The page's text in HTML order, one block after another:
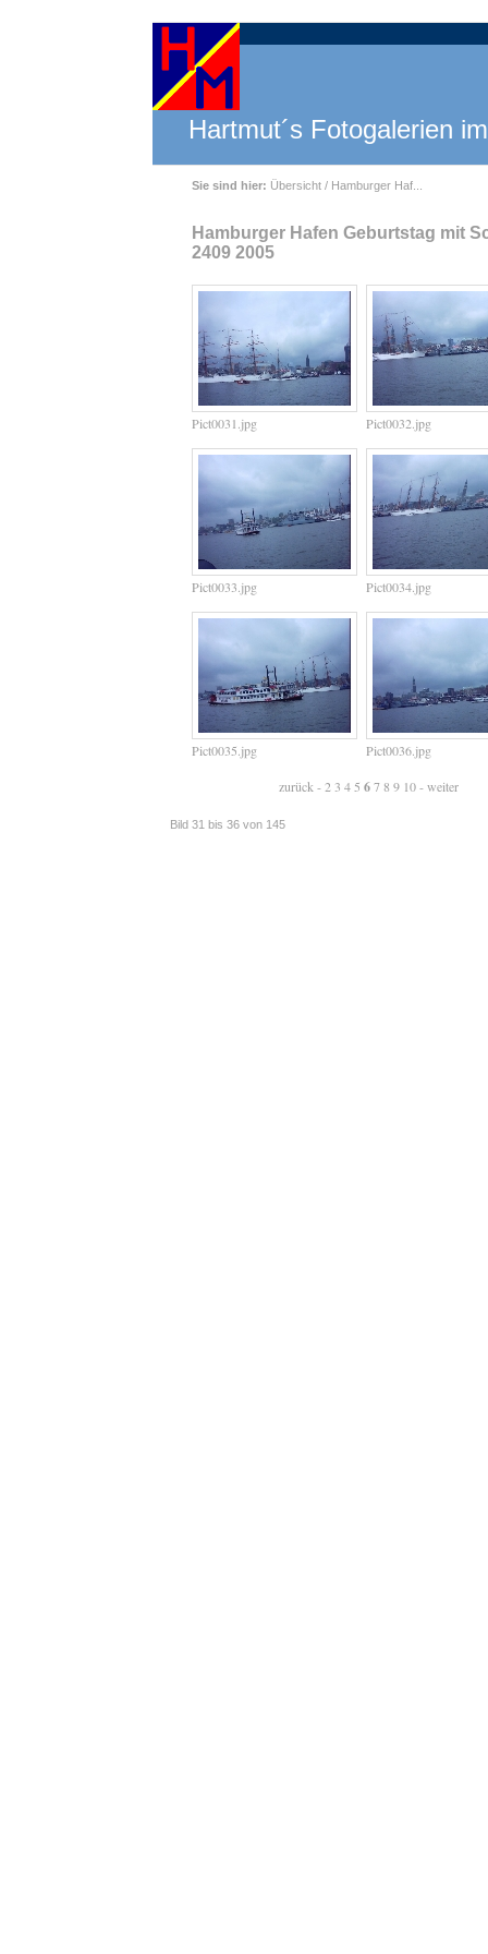
Hartmut´s Fotogalerien
Sie sind hier: Übersicht / Hamburger Haf...
Hamburger Hafen Geburtstag mit
2409 2005
Pict0031.jpg Pict0032.jpg
Pict0033.jpg Pict0034.jpg
Pict0035.jpg Pict0036.jpg
zurück -2 3 4 5 678 9 10-weiter
Bild 31 bis 36 von 145